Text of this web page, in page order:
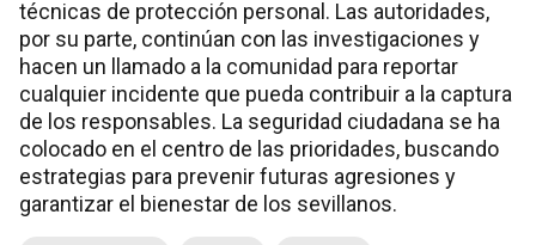
técnicas de protección personal. Las autoridades,
por su parte, continúan con las investigaciones y
hacen un llamado a la comunidad para reportar
cualquier incidente que pueda contribuir a la captura
de los responsables. La seguridad ciudadana se ha
colocado en el centro de las prioridades, buscando
estrategias para prevenir futuras agresiones y
garantizar el bienestar de los sevillanos.